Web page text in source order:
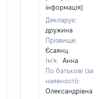
інформація]
Декларує:
дружина
Прізвище:
Єсаянц
Ім'я:
Анна
По батькові (за
наявності):
Олександрівна